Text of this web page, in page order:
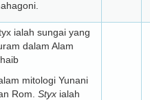
ialah sungai yang
dalam Alam
mitologi Yunani
Rom. Styx ialah